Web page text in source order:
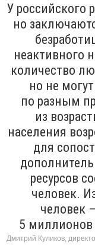
У российского
но
неактивного
количество
но не
по разным
из
населения
для
ресурсов
человек.
человек
5 миллионов
Дмитрий Куликов,